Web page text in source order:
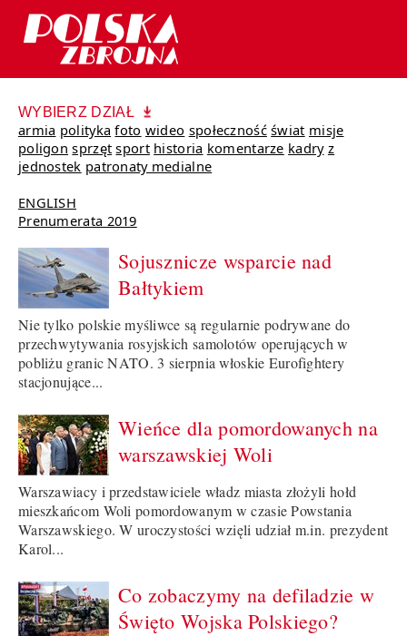
WYBIERZ DZIAŁ
armia polityka foto wideo społeczność świat misje
poligon sprzęt sport historia komentarze kadry z
jednostek patronaty medialne
ENGLISH
Prenumerata 2019
Sojusznicze wsparcie nad
Bałtykiem
Nie tylko polskie myśliwce są regularnie podrywane do
przechwytywania rosyjskich samolotów operujących w
pobliżu granic NATO. 3 sierpnia włoskie Eurofightery
stacjonujące...
Wieńce dla pomordowanych na
warszawskiej Woli
Warszawiacy i przedstawiciele władz miasta złożyli hołd
mieszkańcom Woli pomordowanym w czasie Powstania
Warszawskiego. W uroczystości wzięli udział m.in. prezydent
Karol...
Co zobaczymy na defiladzie w
Święto Wojska Polskiego?